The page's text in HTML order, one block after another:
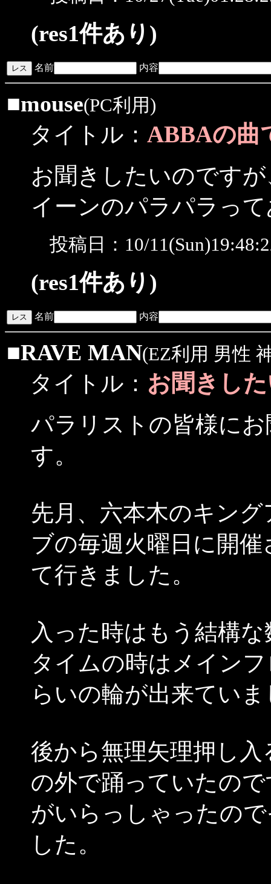
(res1件あり)
名前 内容
■mouse(PC利用)
タイトル： ABBAの曲
お聞きしたいのです
イーンのパラパラっ
投稿日：10/
(res1件あり)
名前 内容
■RAVE MAN(EZ利用 男性
タイトル： お聞きし
パラリストの皆様に
す。
先月、六本木のキン
ブの毎週火曜日に開
て行きました。
入った時はもう結構
タイムの時はメイン
らいの輪が出来てい
後から無理矢理押し
の外で踊っていたの
がいらっしゃったの
した。